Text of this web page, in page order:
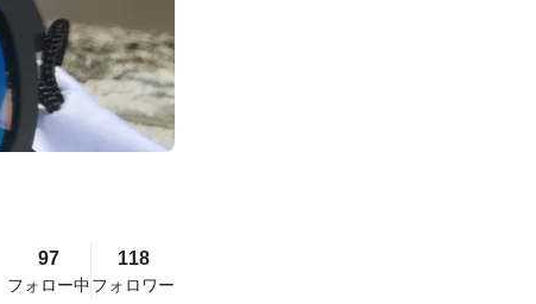
97
フォロー中
118
フォロワー